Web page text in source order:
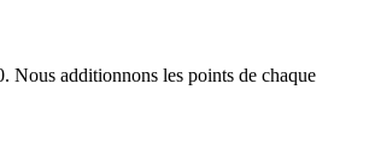
Nous additionnons les points de chaque